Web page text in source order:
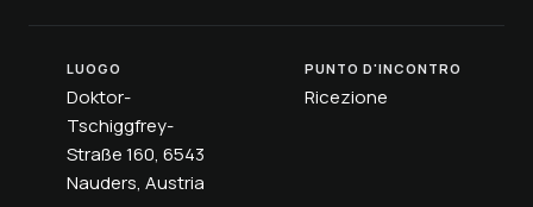
LUOGO
Doktor-
Tschiggfrey-
Straße 160, 6543
Nauders, Austria
PUNTO D'INCONTRO
Ricezione